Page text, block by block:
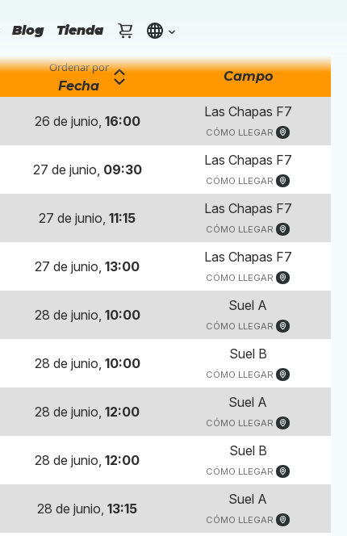
Blog Tienda
Ordenar por
Fecha
Campo
26 de junio, 16:00
Las Chapas F7
CÓMO LLEGAR
27 de junio, 09:30
Las Chapas F7
CÓMO LLEGAR
27 de junio, 11:15
Las Chapas F7
CÓMO LLEGAR
27 de junio, 13:00
Las Chapas F7
CÓMO LLEGAR
28 de junio, 10:00
Suel A
CÓMO LLEGAR
28 de junio, 10:00
Suel B
CÓMO LLEGAR
28 de junio, 12:00
Suel A
CÓMO LLEGAR
28 de junio, 12:00
Suel B
CÓMO LLEGAR
28 de junio, 13:15
Suel A
CÓMO LLEGAR